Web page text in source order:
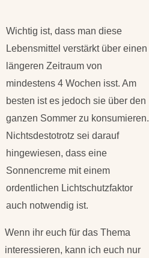
Wichtig ist, dass man diese
Lebensmittel verstärkt über einen
längeren Zeitraum von
mindestens 4 Wochen isst. Am
besten ist es jedoch sie über den
ganzen Sommer zu konsumieren.
Nichtsdestotrotz sei darauf
hingewiesen, dass eine
Sonnencreme mit einem
ordentlichen Lichtschutzfaktor
auch notwendig ist.
Wenn ihr euch für das Thema
interessieren, kann ich euch nur